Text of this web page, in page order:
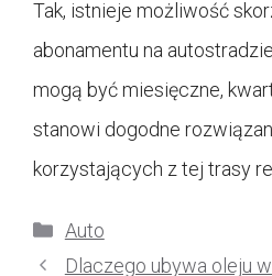
Tak, istnieje możliwość
abonamentu na
mogą być miesięczne,
stanowi dogodne
korzystających z tej trasy
Kategorie
Auto
Dlaczego ubywa oleju